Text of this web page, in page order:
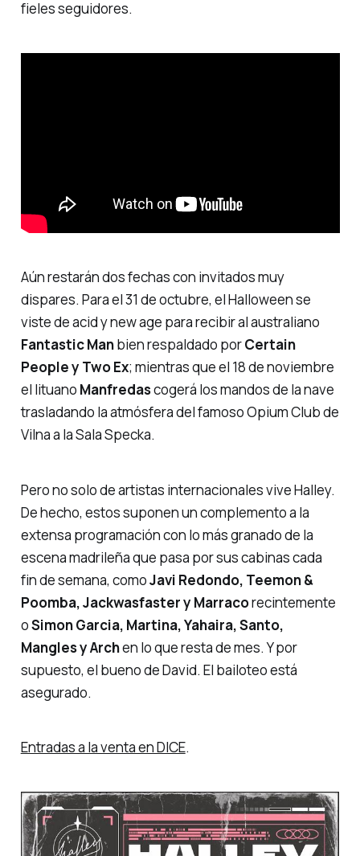
fieles seguidores.
Aún restarán dos fechas con invitados muy
dispares. Para el 31 de octubre, el Halloween se
viste de acid y new age para recibir al australiano
Fantastic Manbien respaldado porCertain
People y Two Ex; mientras que el 18 de noviembre
el lituano Manfredascogerá los mandos de la nave
trasladando la atmósfera del famoso Opium Club de
Vilna a la Sala Specka.
Pero no solo de artistas internacionales vive Halley.
De hecho, estos suponen un complemento a la
extensa programación con lo más granado de la
escena madrileña que pasa por sus cabinas cada
fin de semana, comoJavi Redondo, Teemon &
Poomba, Jackwasfaster y Marracorecintemente
oSimon Garcia, Martina, Yahaira, Santo,
Mangles y Archen lo que resta de mes. Y por
supuesto, el bueno de David. El bailoteo está
asegurado.
Entradas a la venta en DICE.